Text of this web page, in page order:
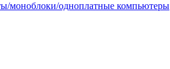
моноблоки/одноплатные компьютеры